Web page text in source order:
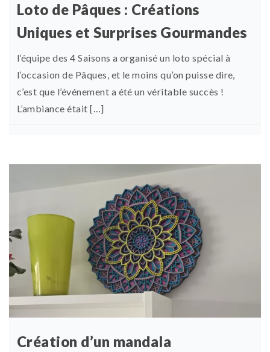
Loto de Pâques : Créations
Uniques et Surprises Gourmandes
l’équipe des 4 Saisons a organisé un loto spécial à
l’occasion de Pâques, et le moins qu’on puisse dire,
c’est que l’événement a été un véritable succès !
L’ambiance était […]
Création d’un mandala